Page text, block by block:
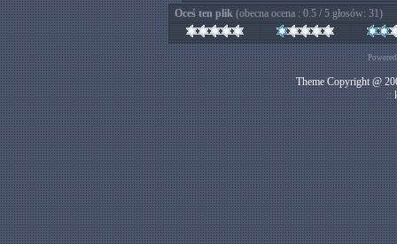
Oceś ten plik (obecna ocena : 0.5 / 5 głosów: 31)
Theme Copyright @
::